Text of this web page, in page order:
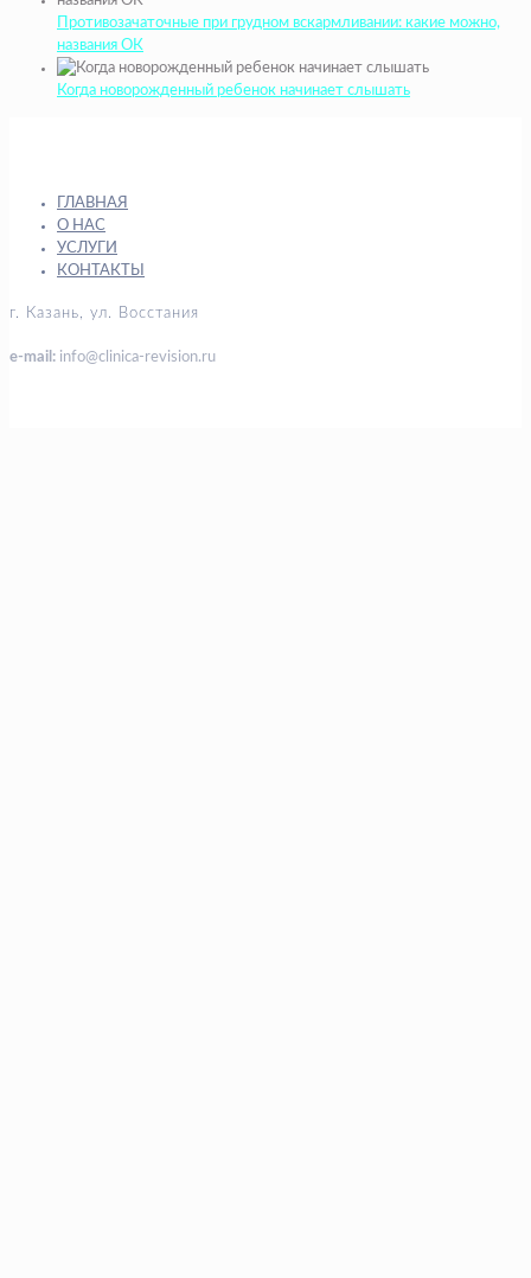
Противозачаточные при грудном вскармливании: какие можно,
названия ОК
Когда новорожденный ребенок начинает слышать
ГЛАВНАЯ
О НАС
УСЛУГИ
КОНТАКТЫ
г. Казань, ул. Восстания
e-mail: info@clinica-revision.ru